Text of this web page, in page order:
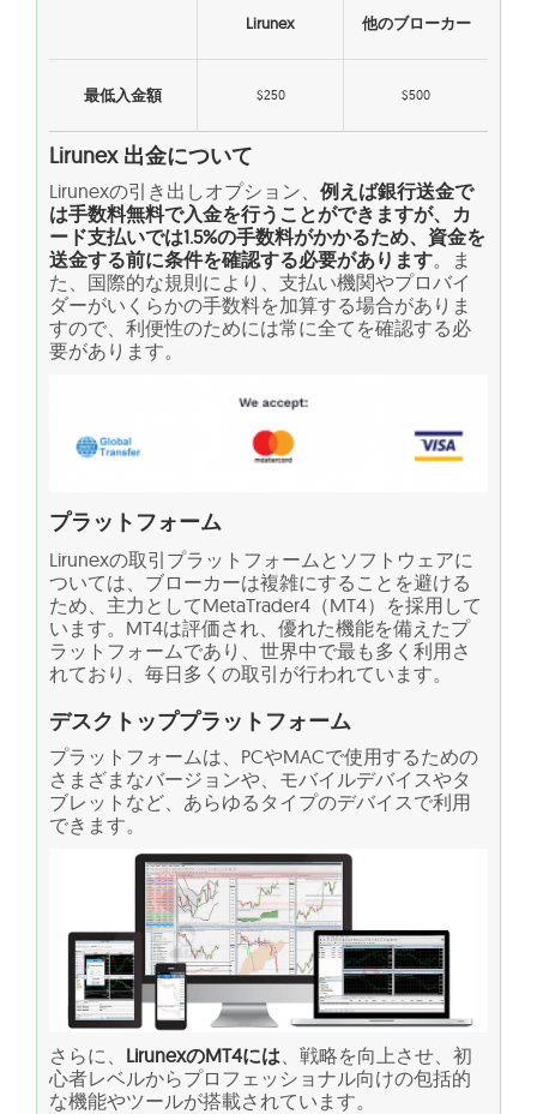
Lirunex 他のブローカー
最低入金額 $250 $500
Lirunex 出金について
Lirunexの引き出しオプション、 例えば銀行送金で
は手数料無料で入金を行うことができますが、カ
ード支払いでは1.5%の手数料がかかるため、資金を
送金する前に条件を確認する必要があります。ま
た、国際的な規則により、支払い機関やプロバイ
ダーがいくらかの手数料を加算する場合がありま
すので、利便性のためには常に全てを確認する必
要があります。
プラットフォーム
Lirunexの取引プラットフォームとソフトウェアに
ついては、ブローカーは複雑にすることを避ける
ため、主力としてMetaTrader4（MT4）を採用して
います。MT4は評価され、優れた機能を備えたプ
ラットフォームであり、世界中で最も多く利用さ
れており、毎日多くの取引が行われています。
デスクトッププラットフォーム
プラットフォームは、PCやMACで使用するための
さまざまなバージョンや、モバイルデバイスやタ
ブレットなど、あらゆるタイプのデバイスで利用
できます。
さらに、 LirunexのMT4には 、戦略を向上させ、初
心者レベルからプロフェッショナル向けの包括的
な機能やツールが搭載されています。